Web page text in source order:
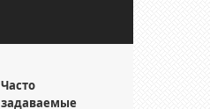
Часто
задаваемые